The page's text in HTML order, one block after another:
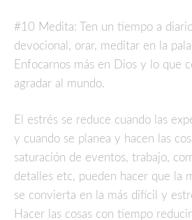
#10 Medita: Ten un tiempo a
devocional, orar, meditar en la
Enfocarnos más en Dios y lo que
agradar al mundo.
El estrés se reduce cuando las
y cuando se planea y hacen las
saturación de eventos, trabajo,
detalles etc, pueden hacer que la
se convierta en la más difícil y
Hacer las cosas con tiempo